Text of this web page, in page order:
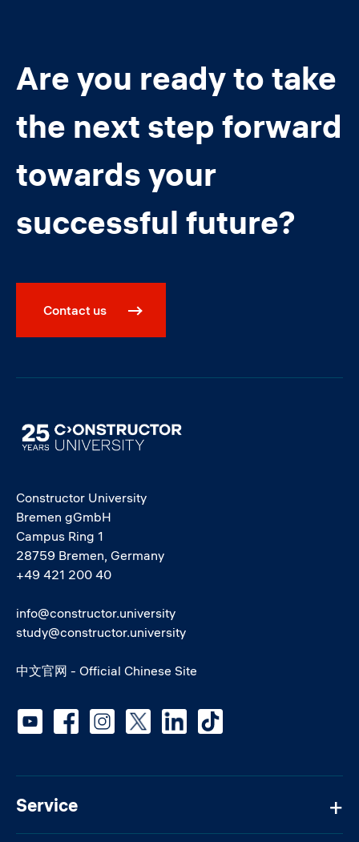
Are you ready to take
the next step forward
towards your
successful future?
Contact us
Image
Constructor University
Bremen gGmbH
Campus Ring 1
28759 Bremen, Germany
+49 421 200 40
info@constructor.university
study@constructor.university
中文官网 - Official Chinese Site
Service
Social media